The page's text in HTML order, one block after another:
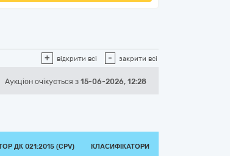
+ відкрити всі - закрити всі
Аукціон очікується з 15-06-2026, 12:28
ДК 021:2015 (CPV) КЛАСИФІКАТОРИ